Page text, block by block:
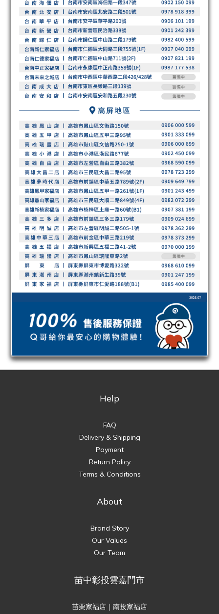
Help
FAQ
Delivery & Shipping
Payment
Return Policy
Terms & Conditions
About
Brand Story
Our Values
Our Team
苗中彰投雲嘉門市
苗栗家福店｜南投家福店